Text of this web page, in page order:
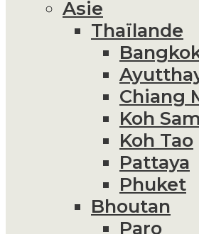
Asie
Thaïlande
Chiang
Koh
Koh Tao
Pattaya
Phuket
Bhoutan
Paro